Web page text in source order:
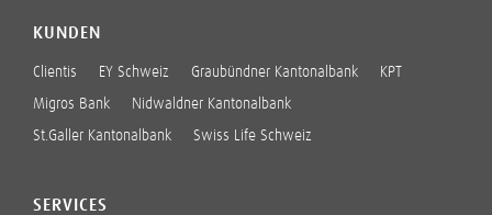
KUNDEN
Clientis EY Schweiz Graubündner Kantonalbank KPT
Migros Bank Nidwaldner Kantonalbank
St.Galler Kantonalbank Swiss Life Schweiz
SERVICES